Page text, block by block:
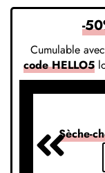
-
Cumulable avec
code HELLO5
Sèche-